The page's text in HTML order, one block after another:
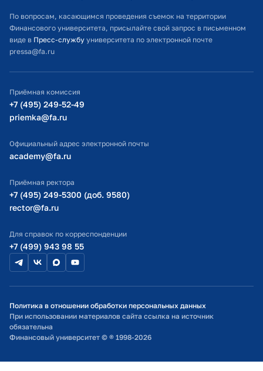
Расписание занятий
Студенческий офис
Официальный адрес электронной почты
Министерство просвещения РФ
Министерство науки и высшего образования РФ
По вопросам, касающимся проведения съемок на территории
Финансового университета, присылайте свой запрос в письменном
виде в Пресс-службу университета по электронной почте
pressa@fa.ru
Приёмная комиссия
+7 (495) 249-52-49
priemka@fa.ru
Официальный адрес электронной почты
academy@fa.ru
Приёмная ректора
+7 (495) 249-5300 (доб. 9580)
rector@fa.ru
Для справок по корреспонденции
+7 (499) 943 98 55
Политика в отношении обработки персональных данных
При использовании материалов сайта ссылка на источник
обязательна
Финансовый университет © ® 1998-2026